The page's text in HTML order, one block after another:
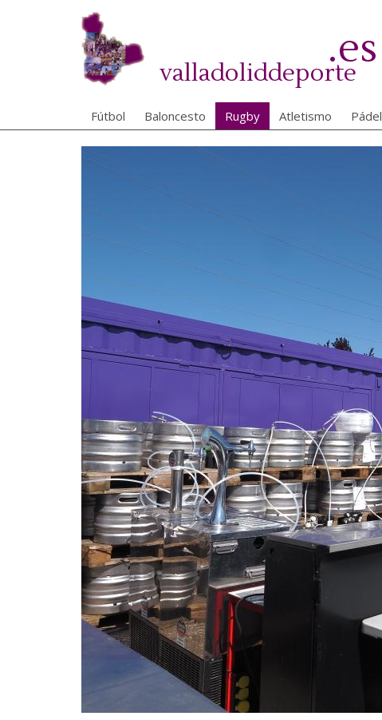
valladoliddeporte
.es
Fútbol Baloncesto Rugby Atletismo Pádel